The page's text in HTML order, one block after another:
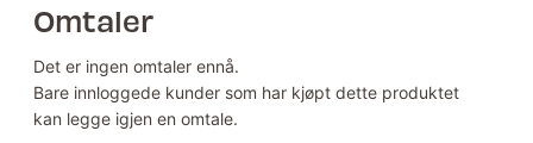
Omtaler
Det er ingen omtaler ennå.
Bare innloggede kunder som har kjøpt dette produktet
kan legge igjen en omtale.